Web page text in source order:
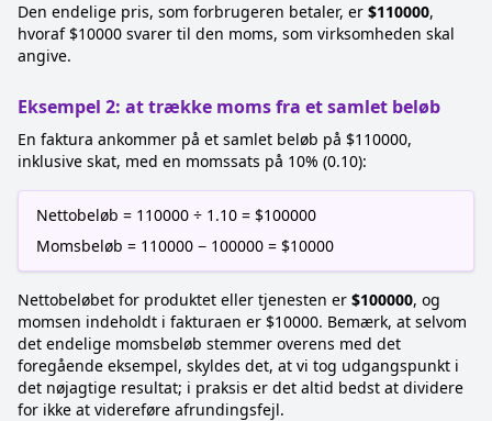
Den endelige pris, som forbrugeren betaler, er $110000,
hvoraf $10000 svarer til den moms, som virksomheden skal
angive.
Eksempel 2: at trække moms fra et samlet beløb
En faktura ankommer på et samlet beløb på $110000,
inklusive skat, med en momssats på 10% (0.10):
Nettobeløb = 110000 ÷ 1.10 = $100000
Momsbeløb = 110000 − 100000 = $10000
Nettobeløbet for produktet eller tjenesten er $100000, og
momsen indeholdt i fakturaen er $10000. Bemærk, at selvom
det endelige momsbeløb stemmer overens med det
foregående eksempel, skyldes det, at vi tog udgangspunkt i
det nøjagtige resultat; i praksis er det altid bedst at dividere
for ikke at videreføre afrundingsfejl.